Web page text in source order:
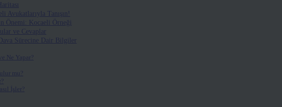
Avukatlarıyla Tanışın!
Önemi: Kocaeli Örneği
ve Cevaplar
Sürecine Dair Bilgiler
Ne Yapar?
mu?
İşler?